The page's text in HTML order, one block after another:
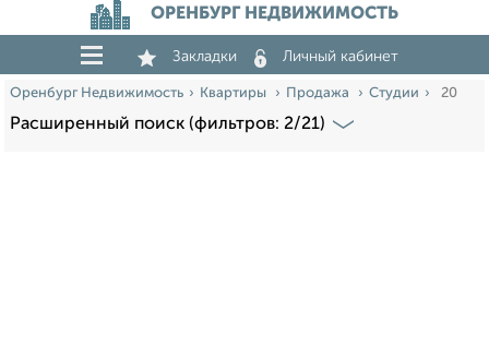
ОРЕНБУРГ НЕДВИЖИМОСТЬ
Закладки Личный кабинет
Оренбург Недвижимость Квартиры Продажа Студии 20
Расширенный поиск (фильтров: 2/21)